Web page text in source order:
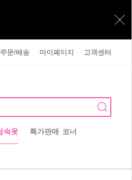
주문/배송 마이페이지 고객센터
속옷 특가판매 코너